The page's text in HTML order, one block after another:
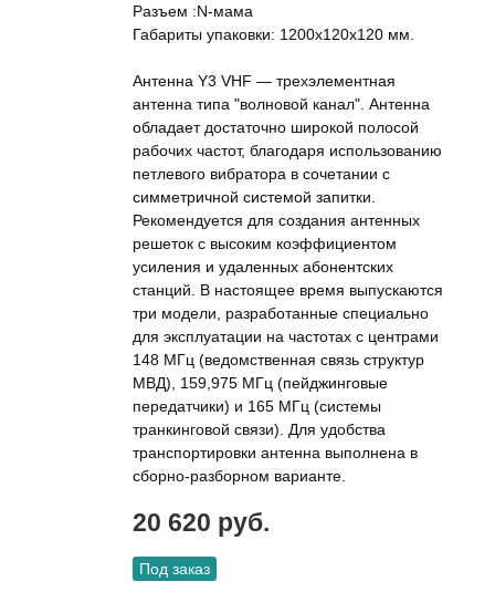
Разъем :N-мама
Габариты упаковки: 1200х120х120 мм.
Антенна Y3 VHF — трехэлементная
антенна типа "волновой канал". Антенна
обладает достаточно широкой полосой
рабочих частот, благодаря использованию
петлевого вибратора в сочетании с
симметричной системой запитки.
Рекомендуется для создания антенных
решеток с высоким коэффициентом
усиления и удаленных абонентских
станций. В настоящее время выпускаются
три модели, разработанные специально
для эксплуатации на частотах с центрами
148 МГц (ведомственная связь структур
МВД), 159,975 МГц (пейджинговые
передатчики) и 165 МГц (системы
транкинговой связи). Для удобства
транспортировки антенна выполнена в
сборно-разборном варианте.
20 620 руб.
Под заказ